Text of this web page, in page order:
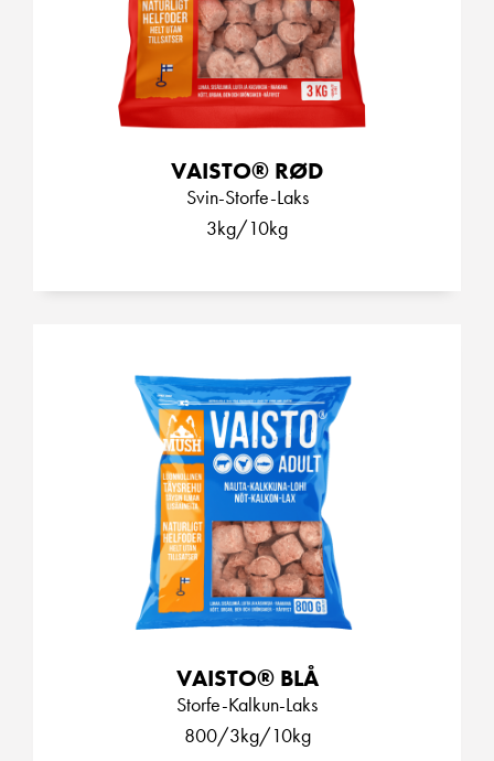
VAISTO® RØD
Svin-Storfe-Laks
3kg/10kg
VAISTO® BLÅ
Storfe-Kalkun-Laks
800/3kg/10kg